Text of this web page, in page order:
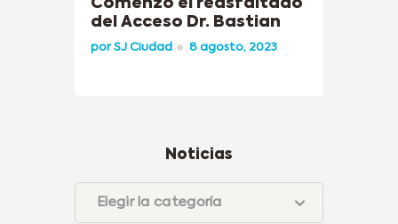
Comenzó el reasfaltado
del Acceso Dr. Bastian
porSJ Ciudad 8 agosto, 2023
Noticias